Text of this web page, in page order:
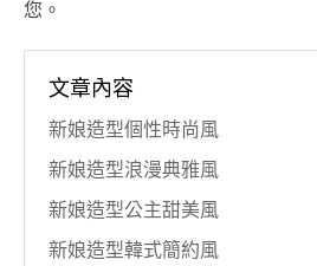
您。
文章內容
新娘造型個性時尚風
新娘造型浪漫典雅風
新娘造型公主甜美風
新娘造型韓式簡約風